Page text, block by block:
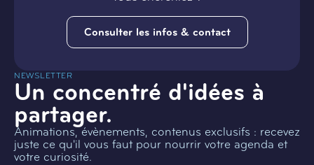
Consulter les infos & contact
NEWSLETTER
Un concentré d'idées à
partager.
Animations, évènements, contenus exclusifs : recevez
juste ce qu'il vous faut pour nourrir votre agenda et
votre curiosité.